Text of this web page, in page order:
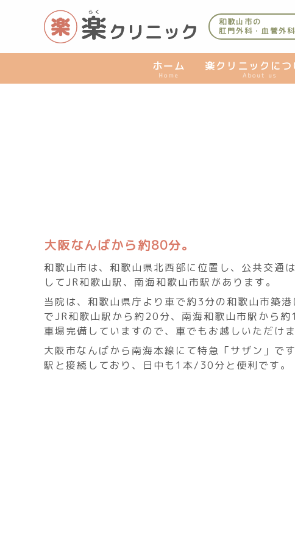
ス
和歌山市の
肛門外科・血管外
ホーム
Home
楽クリニックにつ
About us
大阪なんばから約80分。
和歌山市は、和歌山県北西部に位置し、公共交通
してJR和歌山駅、南海和歌山市駅があります。
当院は、和歌山県庁より車で約3分の和歌山市築
でJR和歌山駅から約20分、南海和歌山市駅から
車場完備していますので、車でもお越しいただけま
大阪市なんばから南海本線にて特急「サザン」で
駅と接続しており、日中も1本/30分と便利です。